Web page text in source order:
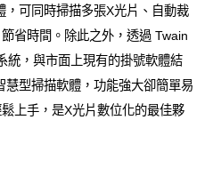
可同時掃描多張X光片、自動裁
省時間。除此之外，透過 Twain
統，與市面上現有的掛號軟體結
型掃描軟體，功能強大卻簡單易
上手，是X光片數位化的最佳夥